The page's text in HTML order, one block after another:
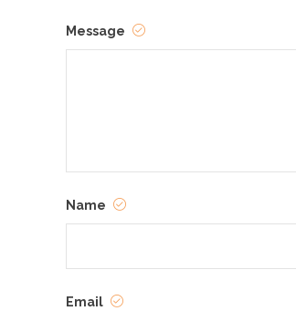
Message
Name
Email